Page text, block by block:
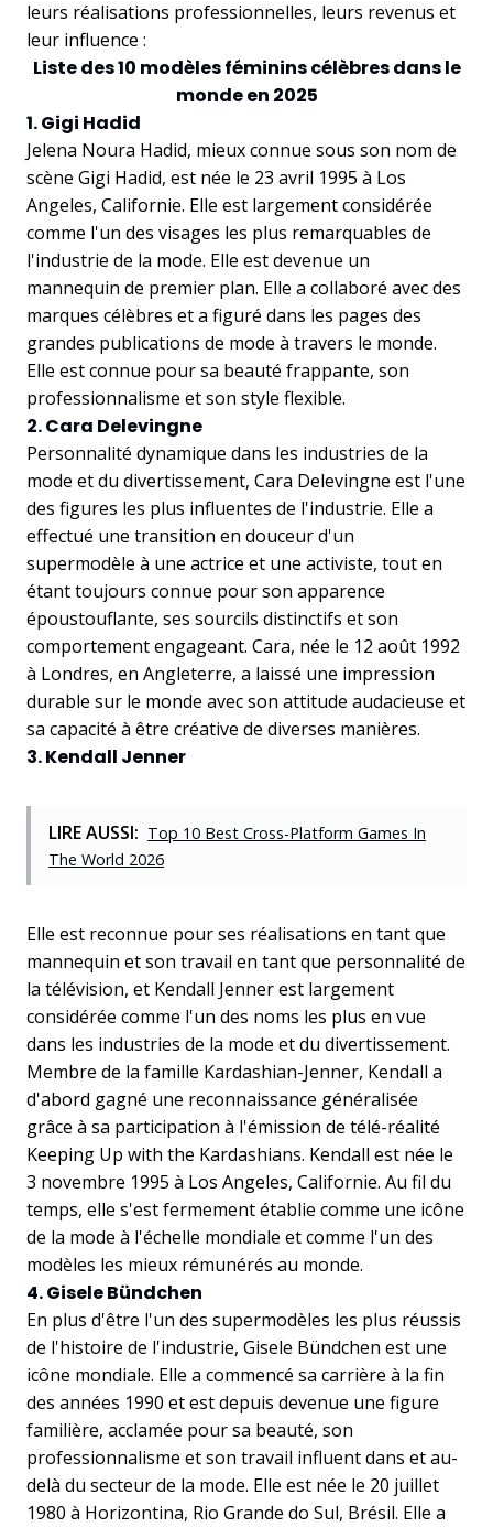
leurs réalisations professionnelles, leurs revenus et
leur influence :
Liste des 10 modèles féminins célèbres dans le
monde en 2025
1. Gigi Hadid
Jelena Noura Hadid, mieux connue sous son nom de
scène Gigi Hadid, est née le 23 avril 1995 à Los
Angeles, Californie. Elle est largement considérée
comme l'un des visages les plus remarquables de
l'industrie de la mode. Elle est devenue un
mannequin de premier plan. Elle a collaboré avec des
marques célèbres et a figuré dans les pages des
grandes publications de mode à travers le monde.
Elle est connue pour sa beauté frappante, son
professionnalisme et son style flexible.
2. Cara Delevingne
Personnalité dynamique dans les industries de la
mode et du divertissement, Cara Delevingne est l'une
des figures les plus influentes de l'industrie. Elle a
effectué une transition en douceur d'un
supermodèle à une actrice et une activiste, tout en
étant toujours connue pour son apparence
époustouflante, ses sourcils distinctifs et son
comportement engageant. Cara, née le 12 août 1992
à Londres, en Angleterre, a laissé une impression
durable sur le monde avec son attitude audacieuse et
sa capacité à être créative de diverses manières.
3. Kendall Jenner
LIRE AUSSI: Top 10 Best Cross-Platform Games In
The World 2026
Elle est reconnue pour ses réalisations en tant que
mannequin et son travail en tant que personnalité de
la télévision, et Kendall Jenner est largement
considérée comme l'un des noms les plus en vue
dans les industries de la mode et du divertissement.
Membre de la famille Kardashian-Jenner, Kendall a
d'abord gagné une reconnaissance généralisée
grâce à sa participation à l'émission de télé-réalité
Keeping Up with the Kardashians. Kendall est née le
3 novembre 1995 à Los Angeles, Californie. Au fil du
temps, elle s'est fermement établie comme une icône
de la mode à l'échelle mondiale et comme l'un des
modèles les mieux rémunérés au monde.
4. Gisele Bündchen
En plus d'être l'un des supermodèles les plus réussis
de l'histoire de l'industrie, Gisele Bündchen est une
icône mondiale. Elle a commencé sa carrière à la fin
des années 1990 et est depuis devenue une figure
familière, acclamée pour sa beauté, son
professionnalisme et son travail influent dans et au-
delà du secteur de la mode. Elle est née le 20 juillet
1980 à Horizontina, Rio Grande do Sul, Brésil. Elle a